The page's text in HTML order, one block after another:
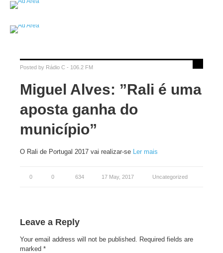
Posted by Rádio C - 106.2 FM
Miguel Alves: ”Rali é uma
aposta ganha do
município”
O Rali de Portugal 2017 vai realizar-se Ler mais
0 0 634 17 May, 2017 Uncategorized
Leave a Reply
Your email address will not be published. Required fields are
marked *